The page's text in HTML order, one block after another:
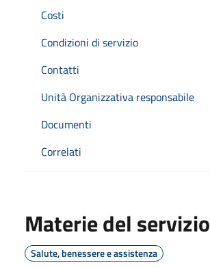
Costi
Condizioni di servizio
Contatti
Unità Organizzativa responsabile
Documenti
Correlati
Materie del servizio
Salute, benessere e assistenza